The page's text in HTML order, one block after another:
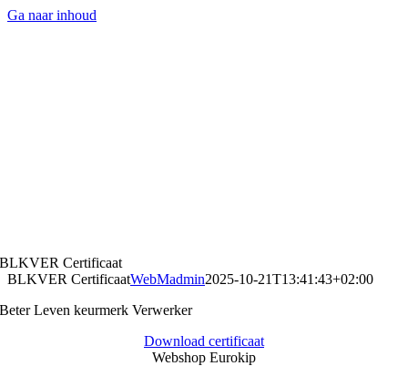
Ga naar inhoud
BLKVER Certificaat
BLKVER CertificaatWebMadmin2025-10-21T13:41:43+02:00
Beter Leven keurmerk Verwerker
Download certificaat
Webshop Eurokip